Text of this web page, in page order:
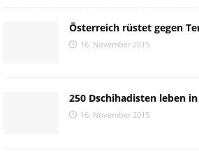
Österreich rüstet gegen
16. November 2015
250 Dschihadisten leben
16. November 2015